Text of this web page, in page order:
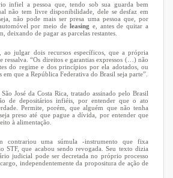
infiel a pessoa que, tendo sob sua guarda bem
não tem livre disponibilidade, dele se desfaz em
não pode mais ser presa uma pessoa que, por
por meio de leasing e, antes de quitar a
deixando de pagar as parcelas restantes.
ao julgar dois recursos específicos, que a própria
ressalva. “Os direitos e garantias expressos (…) não
do regime e dos princípios por ela adotados, ou
em que a República Federativa do Brasil seja parte”.
José da Costa Rica, tratado assinado pelo Brasil
de depositários infiéis, por entender que o ato
Permite, porém, que alguém que não tenha
preso até que pague a dívida, por entender que
à alimentação.
contrariou uma súmula -instrumento que fixa
STF, que acabou sendo revogada. Seu texto dizia
judicial pode ser decretada no próprio processo
independentemente da propositura de ação de